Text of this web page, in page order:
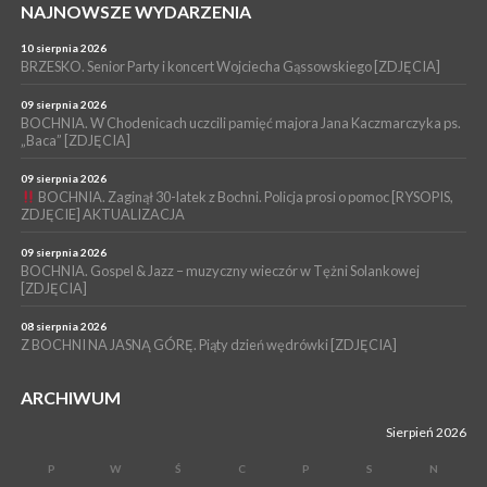
WYDARZENIA
POWIAT BRZESKI. Blisko dzieci, blisko rodziców – warsztaty dla
rodziców
WYDARZENIA
06 sierpnia 2026
POWIAT BRZESKI. W Wytrzyszczce karetka zderzyła się z
NAJNOWSZE WYDARZENIA
10 sierpnia 2026
BRZESKO. Senior Party i koncert Wojciecha Gąssowskiego [ZDJĘCIA]
09 sierpnia 2026
BOCHNIA. W Chodenicach uczcili pamięć majora Jana Kaczmarczyka ps.
„Baca” [ZDJĘCIA]
09 sierpnia 2026
BOCHNIA. Zaginął 30-latek z Bochni. Policja prosi o pomoc [RYSOPIS,
ZDJĘCIE] AKTUALIZACJA
09 sierpnia 2026
BOCHNIA. Gospel & Jazz – muzyczny wieczór w Tężni Solankowej
[ZDJĘCIA]
08 sierpnia 2026
Z BOCHNI NA JASNĄ GÓRĘ. Piąty dzień wędrówki [ZDJĘCIA]
ARCHIWUM
Sierpień 2026
P W Ś C P S N